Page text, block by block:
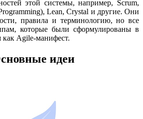
этой системы, например, Scrum,
Lean, Crystal и другие. Они
правила и терминологию, но все
которые были сформулированы в
как Agile-манифест.
идеи